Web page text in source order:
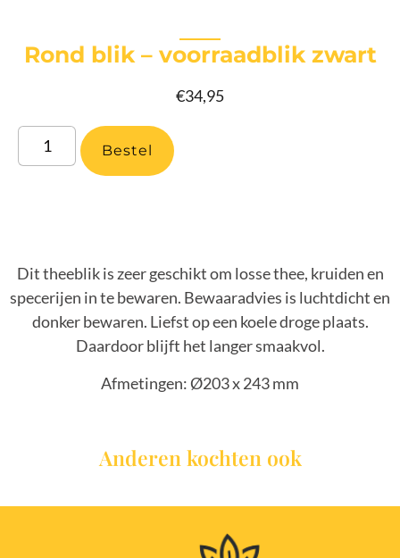
Rond blik – voorraadblik zwart
€34,95
Bestel
Dit theeblik is zeer geschikt om losse thee, kruiden en
specerijen in te bewaren. Bewaaradvies is luchtdicht en
donker bewaren. Liefst op een koele droge plaats.
Daardoor blijft het langer smaakvol.
Afmetingen: Ø203 x 243 mm
Anderen kochten ook